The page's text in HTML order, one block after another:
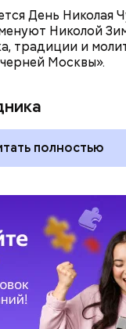
День Николая
Николой
традиции и
Москвы».
полностью